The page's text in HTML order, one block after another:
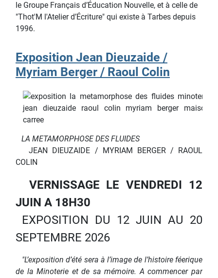
le Groupe Français d’Éducation Nouvelle, et à celle de
"Thot'M l'Atelier d’Écriture" qui existe à Tarbes depuis
1996.
Exposition Jean Dieuzaide /
Myriam Berger / Raoul Colin
LA METAMORPHOSE DES FLUIDES
JEAN DIEUZAIDE / MYRIAM BERGER / RAOUL
COLIN
VERNISSAGE LE VENDREDI 12
JUIN A 18H30
EXPOSITION DU 12 JUIN AU 20
SEPTEMBRE 2026
"L’exposition d’été sera à l’image de l’histoire féerique
de la Minoterie et de sa mémoire. A commencer par